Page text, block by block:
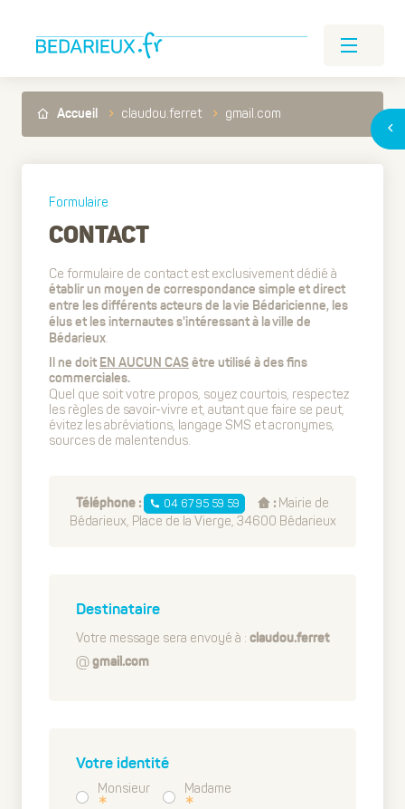
Accueil claudou.ferret gmail.com
Formulaire
CONTACT
Ce formulaire de contact est exclusivement dédié à
établir un moyen de correspondance simple et direct
entre les différents acteurs de la vie Bédaricienne, les
élus et les internautes s'intéressant à la ville de
Bédarieux.
Il ne doit EN AUCUN CAS être utilisé à des fins
commerciales.
Quel que soit votre propos, soyez courtois, respectez
les règles de savoir-vivre et, autant que faire se peut,
évitez les abréviations, langage SMS et acronymes,
sources de malentendus.
Téléphone : 04 67 95 59 59 : Mairie de
Bédarieux, Place de la Vierge, 34600 Bédarieux
Destinataire
Votre message sera envoyé à : claudou.ferret
gmail.com
Votre identité
Monsieur
Madame